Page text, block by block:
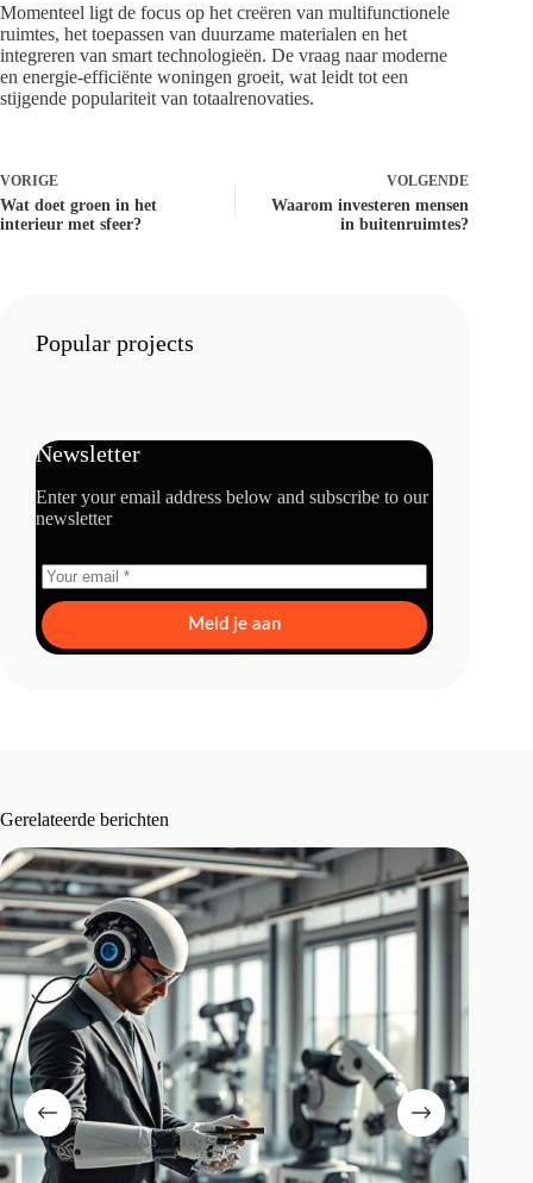
Momenteel ligt de focus op het creëren van multifunctionele
ruimtes, het toepassen van duurzame materialen en het
integreren van smart technologieën. De vraag naar moderne
en energie-efficiënte woningen groeit, wat leidt tot een
stijgende populariteit van totaalrenovaties.
VORIGE
Wat doet groen in het
interieur met sfeer?
VOLGENDE
Waarom investeren mensen
in buitenruimtes?
Popular projects
Newsletter
Enter your email address below and subscribe to our
newsletter
Meld je aan
Gerelateerde berichten